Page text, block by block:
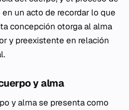
un acto de recordar lo que
concepción otorga al alma
y preexistente en relación
y alma
y alma se presenta como